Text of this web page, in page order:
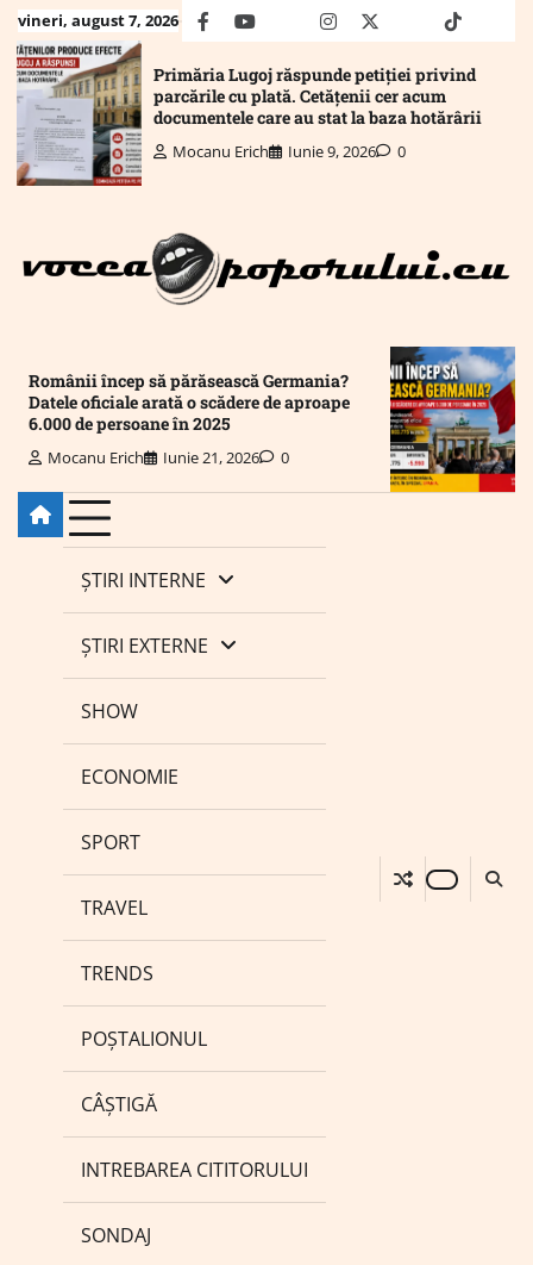
Skip
to
content
vineri, august 7, 2026 facebookyoutubeMailinstagram
twitter truthtiktok
Primăria Lugoj răspunde petiției privind
parcările cu plată. Cetățenii cer acum
documentele care au stat la baza hotărârii
Mocanu Erich Iunie 9, 2026 0
Românii încep să părăsească Germania?
Datele oficiale arată o scădere de aproape
6.000 de persoane în 2025
Mocanu Erich Iunie 21, 2026 0
ȘTIRI INTERNE
ȘTIRI EXTERNE
SHOW
ECONOMIE
SPORT
TRAVEL
TRENDS
POȘTALIONUL
CÂȘTIGĂ
INTREBAREA CITITORULUI
SONDAJ